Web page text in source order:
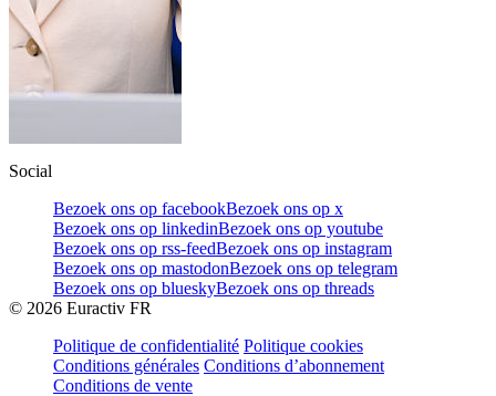
Social
Bezoek ons op facebookBezoek ons op x
Bezoek ons op linkedinBezoek ons op youtube
Bezoek ons op rss-feedBezoek ons op instagram
Bezoek ons op mastodonBezoek ons op telegram
Bezoek ons op blueskyBezoek ons op threads
© 2026 Euractiv FR
Politique de confidentialité Politique cookies
Conditions générales Conditions d’abonnement
Conditions de vente